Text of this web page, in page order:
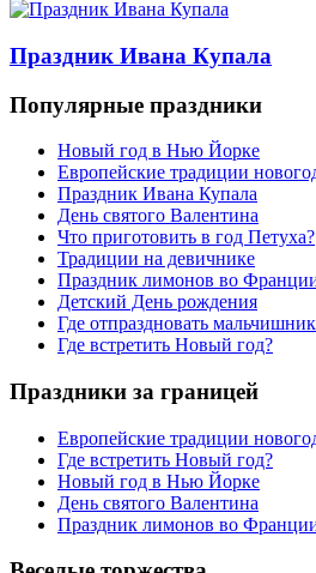
Праздник Ивана Купала
Популярные праздники
Новый год в Нью Йорке
Европейские традиции
Праздник Ивана Купала
День святого Валентина
Что приготовить в год Петуха?
Традиции на девичнике
Праздник лимонов во
Детский День рождения
Где отпраздновать
Где встретить Новый год?
Праздники за границей
Европейские традиции
Где встретить Новый год?
Новый год в Нью Йорке
День святого Валентина
Праздник лимонов во